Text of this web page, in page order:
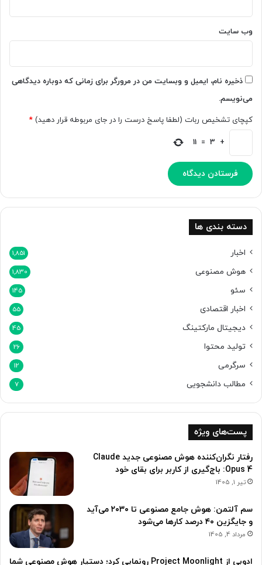
ه
س
س
ن
گ‌
ه
ی
س
س
ت
وب‌ سایت
ذخیره نام، ایمیل و وبسایت من در مرورگر برای زمانی که دوباره دیدگاهی
می‌نویسم.
کپچای تشخیص ربات (لطفا پاسخ درست را در جای مربوطه قرار دهید) *
+
3
=
11
دسته بندی ها
اخبار 1,851
هوش مصنوعی 1,830
سئو 145
اخبار اقتصادی 55
دیجیتال مارکتینگ 45
تولید محتوا 26
سرگرمی 12
مطالب دانشجویی 7
پست‌های ویژه
رفتار نگران‌کننده هوش مصنوعی جدید Claude
Opus 4: باج‌گیری از کاربر برای بقای خود
تیر 1, 1405
سم آلتمن: هوش جامع مصنوعی تا ۲۰۳۰ می‌آید
و جایگزین ۴۰ درصد کارها می‌شود
مرداد 4, 1405
ادوبی از Project Moonlight رونمایی کرد؛ دستیار هوش مصنوعی شما